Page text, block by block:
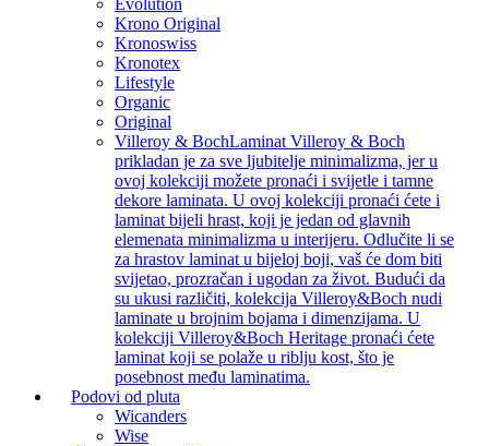
Evolution
Krono Original
Kronoswiss
Kronotex
Lifestyle
Organic
Original
Villeroy & BochLaminat Villeroy & Boch
prikladan je za sve ljubitelje minimalizma, jer u
ovoj kolekciji možete pronaći i svijetle i tamne
dekore laminata. U ovoj kolekciji pronaći ćete i
laminat bijeli hrast, koji je jedan od glavnih
elemenata minimalizma u interijeru. Odlučite li se
za hrastov laminat u bijeloj boji, vaš će dom biti
svijetao, prozračan i ugodan za život. Budući da
su ukusi različiti, kolekcija Villeroy&Boch nudi
laminate u brojnim bojama i dimenzijama. U
kolekciji Villeroy&Boch Heritage pronaći ćete
laminat koji se polaže u riblju kost, što je
posebnost među laminatima.
Podovi od pluta
Wicanders
Wise